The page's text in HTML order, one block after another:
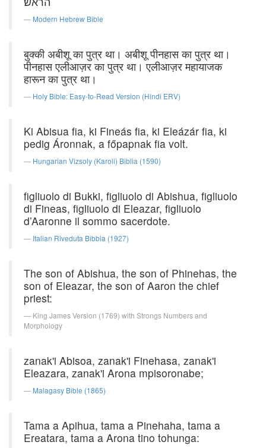
Modern Hebrew Bible
बुक्की अबीशू का पुत्र था। अबीशू पीनहास का पुत्र था।
पीनहास एलीआज़र का पुत्र था। एलीआज़र महायाजक
हारून का पुत्र था।
Holy Bible: Easy-to-Read Version (Hindi ERV)
Ki Abisua fia, ki Fineás fia, ki Eleázár fia, ki
pedig Áronnak, a főpapnak fia volt.
Hungarian Vizsoly (Karoli) Biblia (1590)
figliuolo di Bukki, figliuolo di Abishua, figliuolo
di Fineas, figliuolo di Eleazar, figliuolo
d’Aaronne il sommo sacerdote.
Italian Riveduta Bibbia (1927)
The son of Abishua, the son of Phinehas, the
son of Eleazar, the son of Aaron the chief
priest:
King James Version (1769) with Strongs Numbers and
Morphology
zanak'i Abisoa, zanak'i Finehasa, zanak'i
Eleazara, zanak'i Arona mpisoronabe;
Malagasy Bible (1865)
Tama a Apihua, tama a Pinehaha, tama a
Ereatara, tama a Arona tino tohunga: